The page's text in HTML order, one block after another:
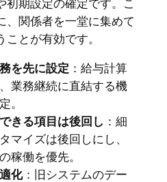
初期設定の確定です。こ
、関係者を一堂に集めて
とが有効です。
を先に設定 ：給与計算
業務継続に直結する機
。
きる項目は後回し ：細
マイズは後回しにし、
稼働を優先。
化：旧システムのデー